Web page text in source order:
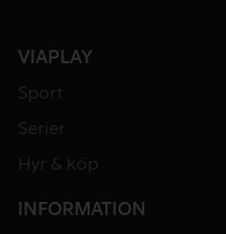
VIAPLAY
Sport
Serier
Hyr & köp
INFORMATION